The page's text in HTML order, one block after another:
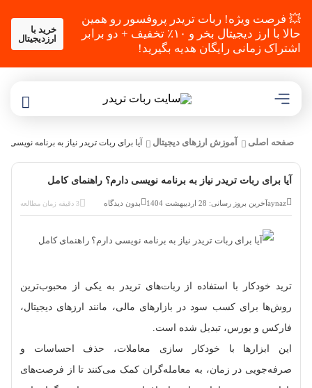
💥 فرصت ویژه! ربات تریدر پروفسور رو همین
حالا با ارز دیجیتال بخر و ۱۰٪ تخفیف + دو برابر
اشتراک زمانی رایگان هدیه بگیرید!
خرید با
ارزدیجیتال
صفحه اصلی آموزش ارزهای دیجیتال آیا برای ربات تریدر نیاز به برنامه‌ نویسی
آیا برای ربات تریدر نیاز به برنامه‌ نویسی دارم؟ راهنمای کامل
aynazآخرین بروز رسانی: 28 اردیبهشت 1404 بدون دیدگاه 3 دقیقه زمان مطالعه
ترید خودکار با استفاده از ربات‌های تریدر به یکی از محبوب‌ترین
روش‌ها برای کسب سود در بازارهای مالی، مانند ارزهای دیجیتال،
فارکس و بورس، تبدیل شده است.
این ابزارها با خودکار سازی معاملات، حذف احساسات و
صرفه‌جویی در زمان، به معامله‌گران کمک می‌کنند تا از فرصت‌های